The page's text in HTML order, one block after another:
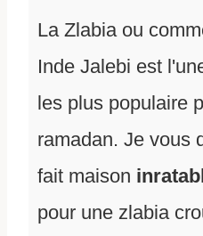
La Zlabia ou
Inde Jalebi est
les plus populaire
ramadan. Je vous
fait maison
pour une zlabia